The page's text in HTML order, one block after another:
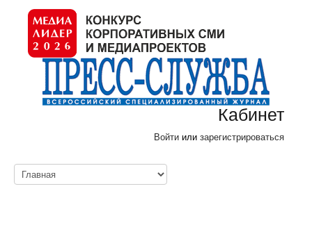
Кабинет
Войти или зарегистрироваться